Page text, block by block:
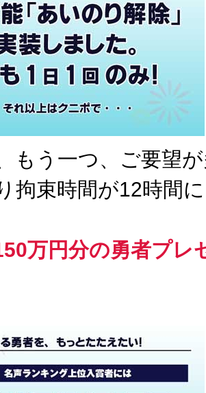
もう一つ、ご要望
拘束時間が12時間に
万円分の勇者プレ